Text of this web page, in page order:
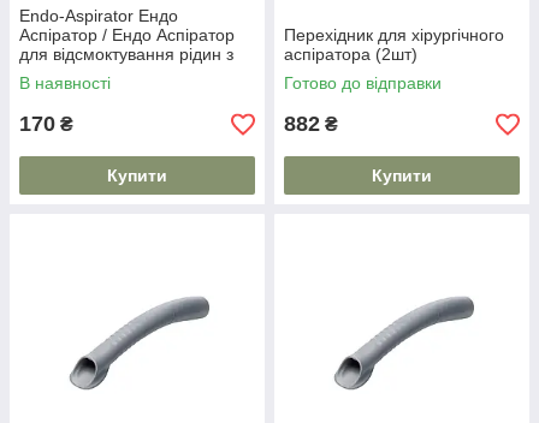
Endo-Aspirator Ендо
Аспіратор / Ендо Аспіратор
для відсмоктування рідин з
кореневих каналів.
В наявності
170 ₴
Купити
Перехідник для хірургічного
аспіратора (2шт)
Готово до відправки
882 ₴
Купити